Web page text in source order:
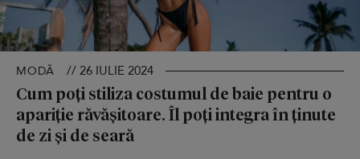
MODĂ // 26 IULIE 2024
Cum poți stiliza costumul de baie pentru o
apariție răvășitoare. Îl poți integra în ținute
de zi și de seară